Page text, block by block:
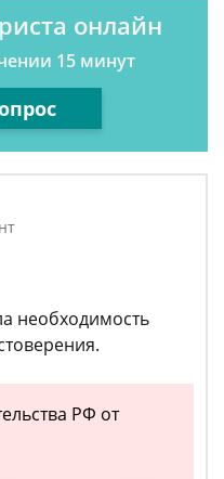
онлайн
15 минут
необходимость
РФ от